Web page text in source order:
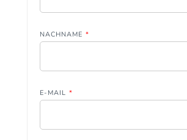
NACHNAME *
E-MAIL *